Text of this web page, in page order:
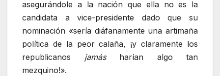
asegurándole a la nación que ella no es la
candidata a vice-presidente dado que su
nominación «sería diáfanamente una artimaña
política de la peor calaña, ¡y claramente los
republicanos jamásharían algo tan
mezquino!».